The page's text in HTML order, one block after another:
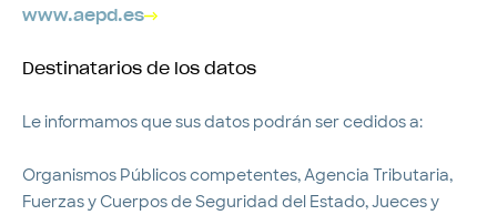
www.aepd.es
Destinatarios de los datos
Le informamos que sus datos podrán ser cedidos a:
Organismos Públicos competentes, Agencia Tributaria,
Fuerzas y Cuerpos de Seguridad del Estado, Jueces y